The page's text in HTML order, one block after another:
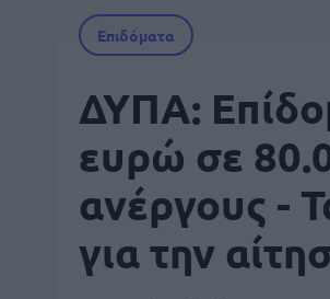
Επιδόματα
ΔΥΠΑ:
ευρώ σε
ανέργους -
για την